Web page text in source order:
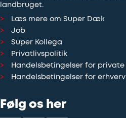
landbruget.
Læs mere om Super Dæk
Job
Super Kollega
Privatlivspolitik
Handelsbetingelser for private
Handelsbetingelser for erhverv
Følg os her